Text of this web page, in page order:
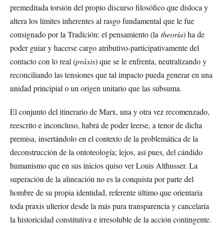
premeditada torsión del propio discurso filosófico que disloca y
altera los límites inherentes al rasgo fundamental que le fue
consignado por la Tradición: el pensamiento (la theoría) ha de
poder guiar y hacerse cargo atributivo-participativamente del
contacto con lo real (práxis) que se le enfrenta, neutralizando y
reconciliando las tensiones que tal impacto pueda generar en una
unidad principial o un origen unitario que las subsuma.
El conjunto del itinerario de Marx, una y otra vez recomenzado,
reescrito e inconcluso, habrá de poder leerse, a tenor de dicha
premisa, insertándolo en el contexto de la problemática de la
deconstrucción de la ontoteología; lejos, así pues, del cándido
humanismo que en sus inicios quiso ver Louis Althusser. La
superación de la alineación no es la conquista por parte del
hombre de su propia identidad, referente último que orientaría
toda praxis ulterior desde la más pura transparencia y cancelaría
la historicidad constitutiva e irresoluble de la acción contingente.